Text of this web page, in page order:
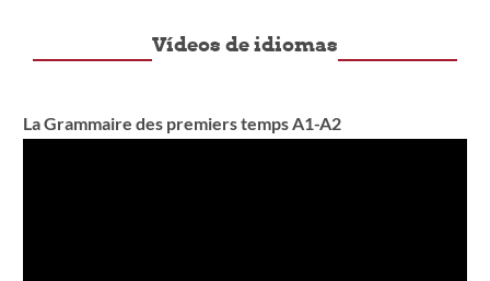
Vídeos de idiomas
La Grammaire des premiers temps A1-A2